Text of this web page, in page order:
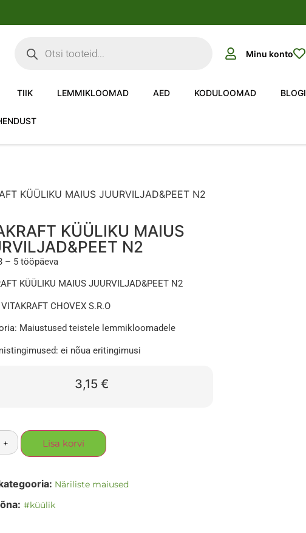
Minu konto
TIIK LEMMIKLOOMAD AED KODULOOMAD BLOGI
KÜÜLIKU MAIUS JUURVILJAD&PEET N2
KÜÜLIKU MAIUS
N2
– 5 tööpäeva
KÜÜLIKU MAIUS JUURVILJAD&PEET N2
CHOVEX S.R.O
Maiustused teistele lemmikloomadele
ei nõua eritingimusi
3,15 €
+ Lisa korvi
Näriliste maiused
#küülik